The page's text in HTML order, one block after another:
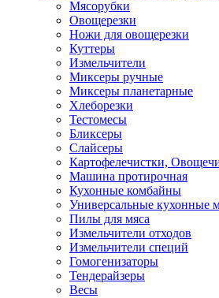
Мясорубки
Овощерезки
Ножи для овощерезки
Куттеры
Измельчители
Миксеры ручные
Миксеры планетарные
Хлеборезки
Тестомесы
Бликсеры
Слайсеры
Картофелечистки,
Машина протирочная
Кухонные комбайны
Универсальные кухонные
Пилы для мяса
Измельчители отходов
Измельчители специй
Гомогенизаторы
Тендерайзеры
Весы